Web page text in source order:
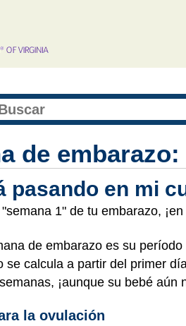
de
pasando en mi
1" de tu embarazo,
de embarazo es su
se calcula a partir del primer
¡aunque su bebé aún
la ovulación